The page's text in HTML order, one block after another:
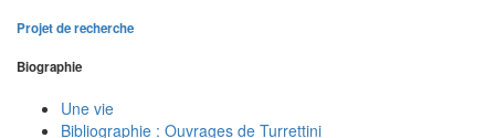
Projet de recherche
Biographie
Une vie
Bibliographie : Ouvrages de Turrettini